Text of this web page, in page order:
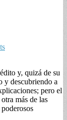
y, quizá de su
y descubriendo a
pero el
más de las